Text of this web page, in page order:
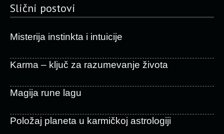
Slični postovi
Misterija instinkta i intuicije
Karma – ključ za razumevanje života
Magija rune lagu
Položaj planeta u karmičkoj astrologiji